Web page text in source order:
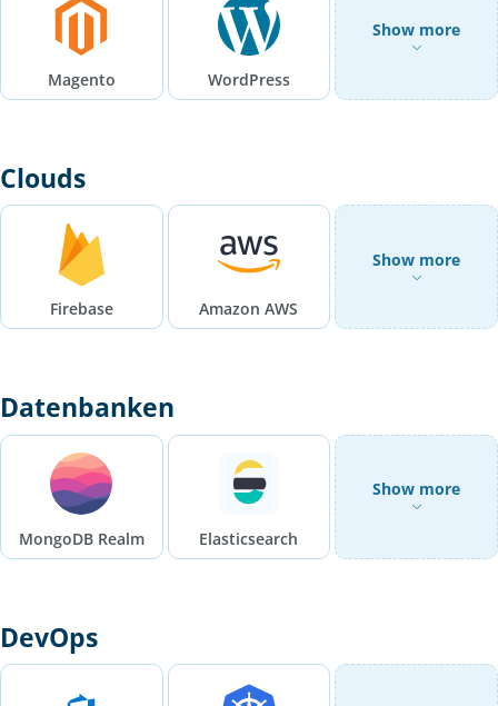
Magento WordPress
Show more
Clouds
Firebase Amazon AWS
Show more
Datenbanken
MongoDB Realm Elasticsearch
Show more
DevOps